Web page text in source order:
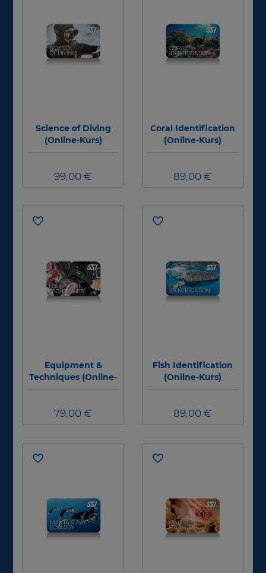
Science of Diving
(Online-Kurs)
99,00 €
Coral Identification
(Online-Kurs)
89,00 €
Equipment &
Techniques (Online-
Kurs)
79,00 €
Fish Identification
(Online-Kurs)
89,00 €